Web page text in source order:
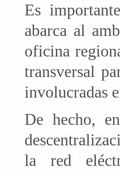
Es
abarca al
oficina
transversal
involucradas
De hecho,
la red